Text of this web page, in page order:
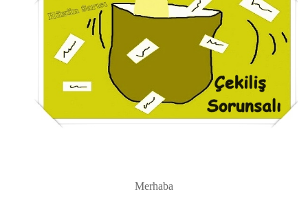
Merhaba